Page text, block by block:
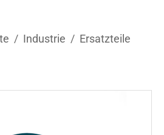
Industrie
Ersatzteile